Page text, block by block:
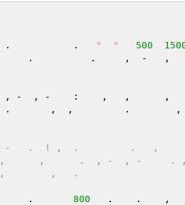
.           . "  " 500
.          .     ,  -   ,
-  , -    :    ,   ,      ,
,  ,         .        ,
-   ,  -   .  ! ,  .         .   ,
,      .  , -  , -     .
,   .
,     .
800
.    .    ,